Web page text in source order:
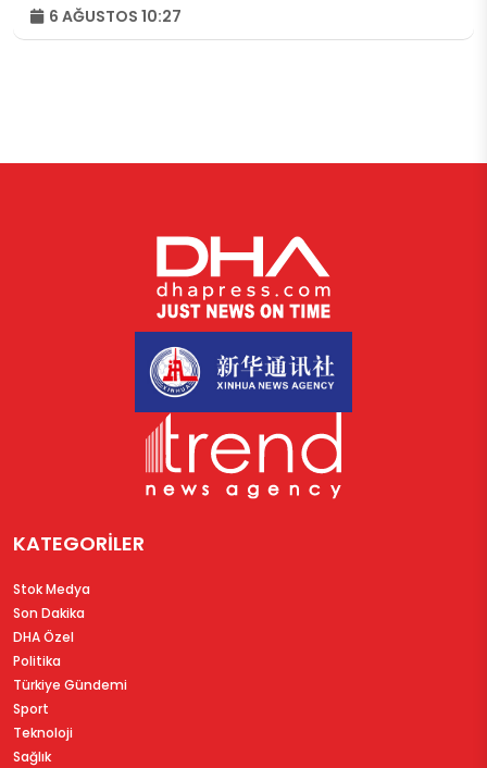
6 AĞUSTOS 10:27
KATEGORİLER
Stok Medya
Son Dakika
DHA Özel
Politika
Türkiye Gündemi
Sport
Teknoloji
Sağlık